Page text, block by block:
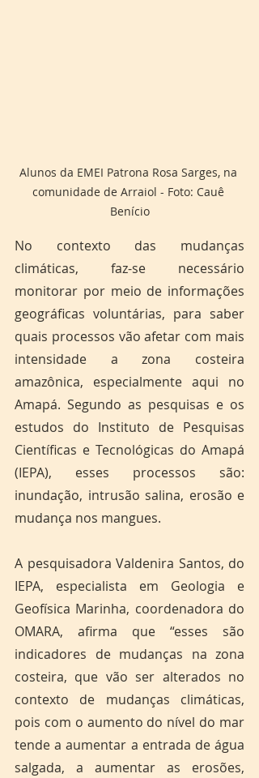
Alunos da EMEI Patrona Rosa Sarges, na
comunidade de Arraiol - Foto: Cauê
Benício
No contexto das mudanças
climáticas, faz-se necessário
monitorar por meio de informações
geográficas voluntárias, para saber
quais processos vão afetar com mais
intensidade a zona costeira
amazônica, especialmente aqui no
Amapá. Segundo as pesquisas e os
estudos do Instituto de Pesquisas
Científicas e Tecnológicas do Amapá
(IEPA), esses processos são:
inundação, intrusão salina, erosão e
mudança nos mangues.
A pesquisadora Valdenira Santos, do
IEPA, especialista em Geologia e
Geofísica Marinha, coordenadora do
OMARA, afirma que “esses são
indicadores de mudanças na zona
costeira, que vão ser alterados no
contexto de mudanças climáticas,
pois com o aumento do nível do mar
tende a aumentar a entrada de água
salgada, a aumentar as erosões,